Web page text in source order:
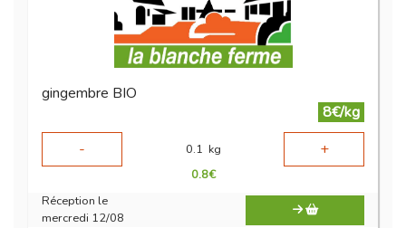
gingembre BIO
8€/kg
-
0.1 kg +
0.8€
Réception le
mercredi 12/08